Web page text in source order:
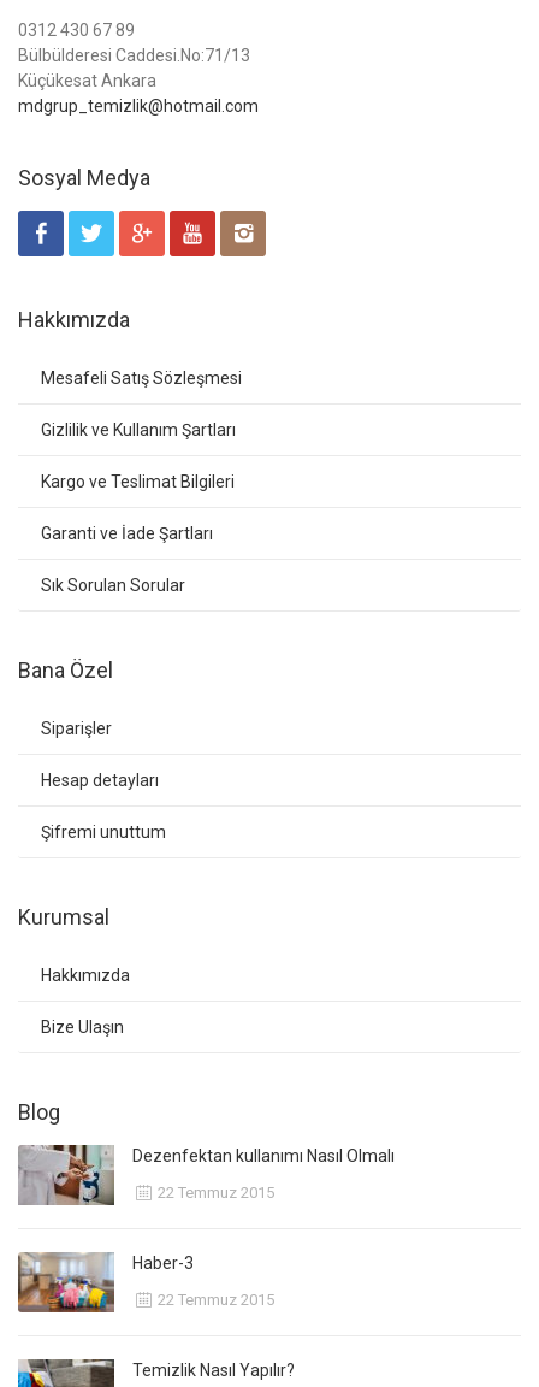
0312 430 67 89
Bülbülderesi Caddesi.No:71/13
Küçükesat Ankara
mdgrup_temizlik@hotmail.com
Sosyal Medya
Hakkımızda
Mesafeli Satış Sözleşmesi
Gizlilik ve Kullanım Şartları
Kargo ve Teslimat Bilgileri
Garanti ve İade Şartları
Sık Sorulan Sorular
Bana Özel
Siparişler
Hesap detayları
Şifremi unuttum
Kurumsal
Hakkımızda
Bize Ulaşın
Blog
Dezenfektan kullanımı Nasıl Olmalı
22 Temmuz 2015
Haber-3
22 Temmuz 2015
Temizlik Nasıl Yapılır?